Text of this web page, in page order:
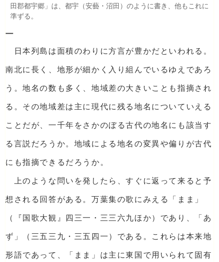
田郡都宇郷」は、都宇（安藝・沼田）のように書き、他もこれに
準ずる。
一
日本列島は面積のわりに方言が豊かだといわれる。
南北に長く、地形が細かく入り組んでいるゆえであろ
う。地名の数も多く、地域差の大きいことも指摘され
る。その地域差は主に現代に残る地名についていえる
ことだが、一千年をさかのぼる古代の地名にも該当す
る言説だろうか。地域による地名の変異や偏りが古代
にも指摘できるだろうか。
上のような問いを発したら、すぐに返って来ると予
想される回答がある。万葉集の歌にみえる「まま」
（『国歌大観』四三一・三三六九ほか）であり、「あ
ず」（三五三九・三五四一）である。これらは本来地
形語であって、「まま」は主に東国で用いられて固有